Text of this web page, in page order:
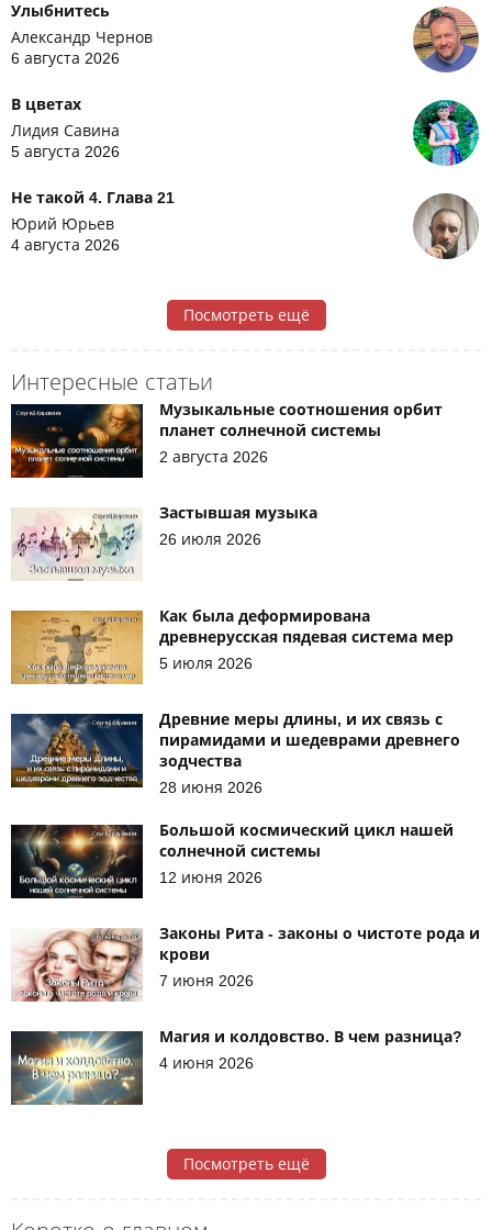
Улыбнитесь
Александр Чернов
6 августа 2026
В цветах
Лидия Савина
5 августа 2026
Не такой 4. Глава 21
Юрий Юрьев
4 августа 2026
Посмотреть ещё
Интересные статьи
Музыкальные соотношения орбит
планет солнечной системы
2 августа 2026
Застывшая музыка
26 июля 2026
Как была деформирована
древнерусская пядевая система мер
5 июля 2026
Древние меры длины, и их связь с
пирамидами и шедеврами древнего
зодчества
28 июня 2026
Большой космический цикл нашей
солнечной системы
12 июня 2026
Законы Рита - законы о чистоте рода и
крови
7 июня 2026
Магия и колдовство. В чем разница?
4 июня 2026
Посмотреть ещё